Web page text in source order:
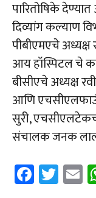
पारितोषिके
दिव्यांग कल्याण
पीबीएमएचे अध्यक्ष
आय हॉस्पिटल चे
बीसीएचे अध्यक्ष
आणि
सुरी,
संचालक जनक
Fa T E